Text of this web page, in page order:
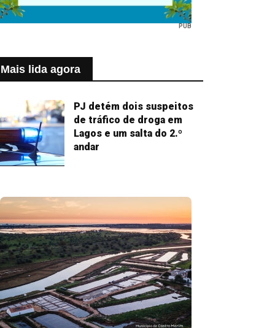
PUB
Mais lida agora
PJ detém dois suspeitos
de tráfico de droga em
Lagos e um salta do 2.º
andar